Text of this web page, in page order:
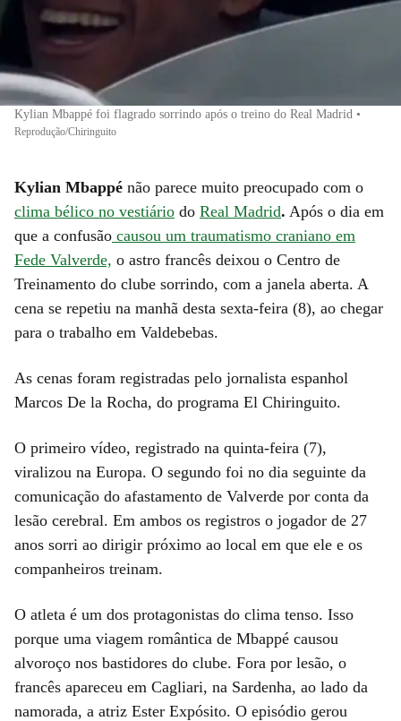
Kylian Mbappé foi flagrado sorrindo após o treino do Real Madrid •
Reprodução/Chiringuito
Kylian Mbappé não parece muito preocupado com o
clima bélico no vestiário do Real Madrid. Após o dia em
que a confusão causou um traumatismo craniano em
Fede Valverde, o astro francês deixou o Centro de
Treinamento do clube sorrindo, com a janela aberta. A
cena se repetiu na manhã desta sexta-feira (8), ao chegar
para o trabalho em Valdebebas.
As cenas foram registradas pelo jornalista espanhol
Marcos De la Rocha, do programa El Chiringuito.
O primeiro vídeo, registrado na quinta-feira (7),
viralizou na Europa. O segundo foi no dia seguinte da
comunicação do afastamento de Valverde por conta da
lesão cerebral. Em ambos os registros o jogador de 27
anos sorri ao dirigir próximo ao local em que ele e os
companheiros treinam.
O atleta é um dos protagonistas do clima tenso. Isso
porque uma viagem romântica de Mbappé causou
alvoroço nos bastidores do clube. Fora por lesão, o
francês apareceu em Cagliari, na Sardenha, ao lado da
namorada, a atriz Ester Expósito. O episódio gerou